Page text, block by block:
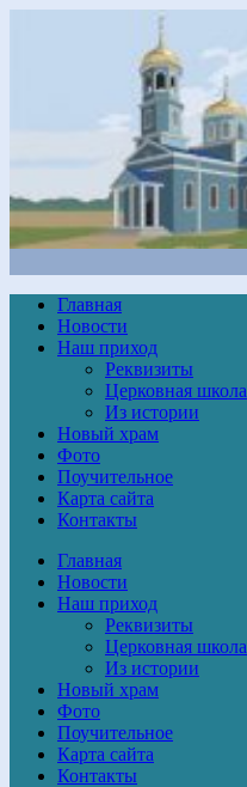
Главная
Новости
Наш приход
Реквизиты
Церковная школа
Из истории
Новый храм
Фото
Поучительное
Карта сайта
Контакты
Главная
Новости
Наш приход
Реквизиты
Церковная школа
Из истории
Новый храм
Фото
Поучительное
Карта сайта
Контакты